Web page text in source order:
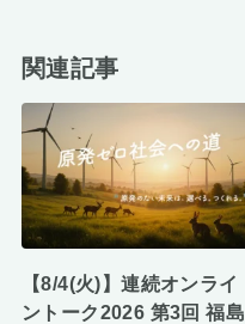
関連記事
【8/4(火)】連続オンライ
ントーク2026 第3回 福島